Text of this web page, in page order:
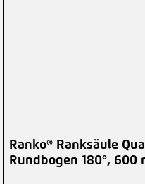
Ranko® Ranksäule
Rundbogen 180°, 600